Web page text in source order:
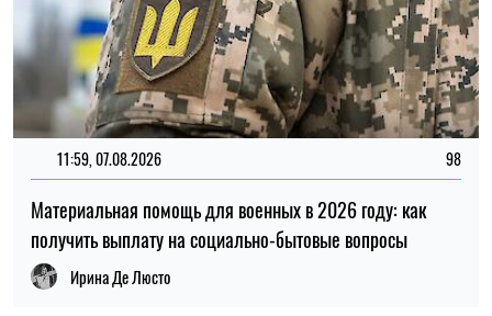
20:27, 06.08.2026